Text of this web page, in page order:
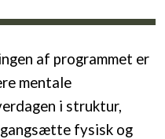
af programmet er
mentale
i struktur,
fysisk og